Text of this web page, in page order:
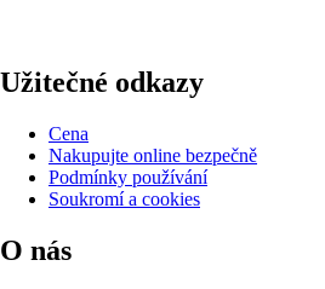
Užitečné odkazy
Cena
Nakupujte online bezpečně
Podmínky používání
Soukromí a cookies
O nás